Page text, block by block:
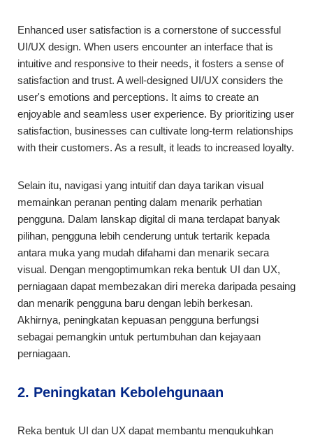
Enhanced user satisfaction is a cornerstone of successful
UI/UX design. When users encounter an interface that is
intuitive and responsive to their needs, it fosters a sense of
satisfaction and trust. A well-designed UI/UX considers the
user's emotions and perceptions. It aims to create an
enjoyable and seamless user experience. By prioritizing user
satisfaction, businesses can cultivate long-term relationships
with their customers. As a result, it leads to increased loyalty.
Selain itu, navigasi yang intuitif dan daya tarikan visual
memainkan peranan penting dalam menarik perhatian
pengguna. Dalam lanskap digital di mana terdapat banyak
pilihan, pengguna lebih cenderung untuk tertarik kepada
antara muka yang mudah difahami dan menarik secara
visual. Dengan mengoptimumkan reka bentuk UI dan UX,
perniagaan dapat membezakan diri mereka daripada pesaing
dan menarik pengguna baru dengan lebih berkesan.
Akhirnya, peningkatan kepuasan pengguna berfungsi
sebagai pemangkin untuk pertumbuhan dan kejayaan
perniagaan.
2. Peningkatan Kebolehgunaan
Reka bentuk UI dan UX dapat membantu mengukuhkan